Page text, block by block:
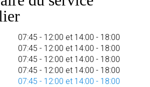
07:45 - 12:00 et 14:00 - 18:00
07:45 - 12:00 et 14:00 - 18:00
07:45 - 12:00 et 14:00 - 18:00
07:45 - 12:00 et 14:00 - 18:00
07:45 - 12:00 et 14:00 - 18:00